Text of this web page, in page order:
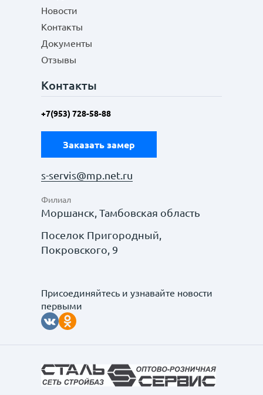
Новости
Контакты
Документы
Отзывы
Контакты
+7(953) 728-58-88
Заказать замер
s-servis@mp.net.ru
Филиал
Моршанск, Тамбовская область
Поселок Пригородный,
Покровского, 9
Присоединяйтесь и узнавайте новости
первыми